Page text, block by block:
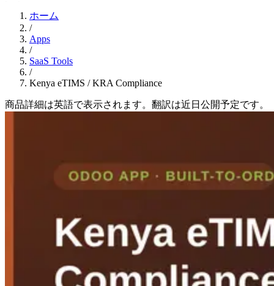
ホーム
/
Apps
/
SaaS Tools
/
Kenya eTIMS / KRA Compliance
商品詳細は英語で表示されます。翻訳は近日公開予定です。